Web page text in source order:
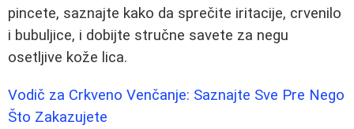
pincete, saznajte kako da sprečite iritacije, crvenilo
i bubuljice, i dobijte stručne savete za negu
osetljive kože lica.
Vodič za Crkveno Venčanje: Saznajte Sve Pre Nego
Što Zakazujete